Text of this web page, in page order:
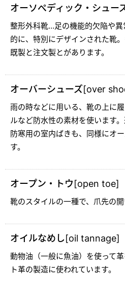
オーソぺディック・シュ
整形外科靴…足の機能的欠陥や
的に、特別にデザインされた靴
既製と注文製とがあります。
オーバーシューズ[over
雨の時などに用いる、靴の上に
ルなど防水性の素材を使います
防寒用の室内ばきも、同様にオ
す。
オープン・トウ[open toe]
靴のスタイルの一種で、爪先の開
オイルなめし[oil tannage]
動物油（一般に魚油）を使って
ト革の製造に使われています。